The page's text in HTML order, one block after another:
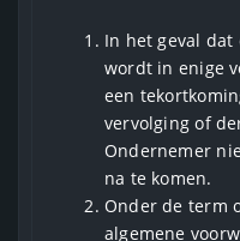
In het geval
wordt in enige
een
vervolging of
Ondernemer
na te komen.
Onder de term
algemene